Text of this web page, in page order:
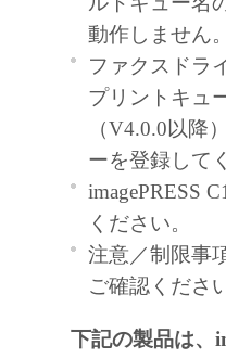
契約書におい
の記憶媒体上
ターにおいて
実行すること
非独占的権利
た「指定機器
ューター上で
「本ソフトウ
るコンピュー
を条件としま
動作しません。
ファクスドラ
プリントキュ
（V4.0.0以降
ーを登録して
imagePRESS
ください。
注意／制限事
ご確認くださ
下記の製品は、